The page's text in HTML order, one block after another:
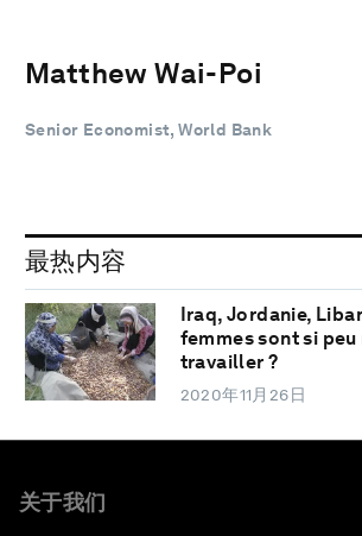
Matthew Wai-Poi
Senior Economist, World Bank
最热内容
Iraq, Jordanie,
femmes sont si
travailler ?
2020年11月26日
关于我们